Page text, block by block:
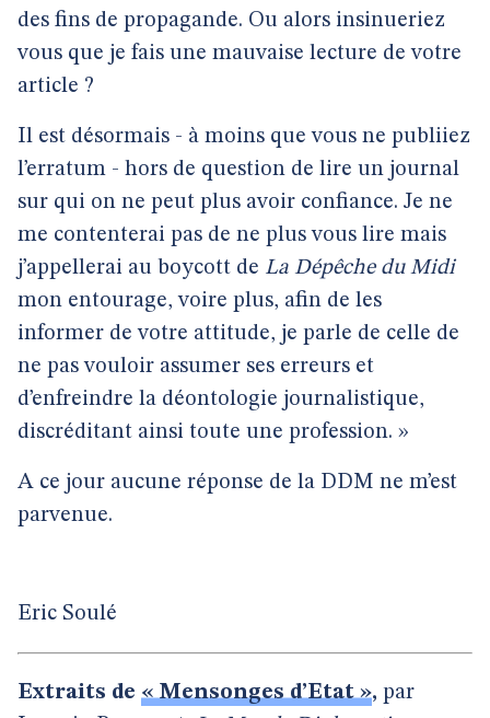
des fins de propagande. Ou alors insinueriez
vous que je fais une mauvaise lecture de votre
article ?
Il est désormais - à moins que vous ne publiiez
l’erratum - hors de question de lire un journal
sur qui on ne peut plus avoir confiance. Je ne
me contenterai pas de ne plus vous lire mais
j’appellerai au boycott de La Dépêche du Midi
mon entourage, voire plus, afin de les
informer de votre attitude, je parle de celle de
ne pas vouloir assumer ses erreurs et
d’enfreindre la déontologie journalistique,
discréditant ainsi toute une profession. »
A ce jour aucune réponse de la DDM ne m’est
parvenue.
Eric Soulé
Extraits de « Mensonges d’Etat », par